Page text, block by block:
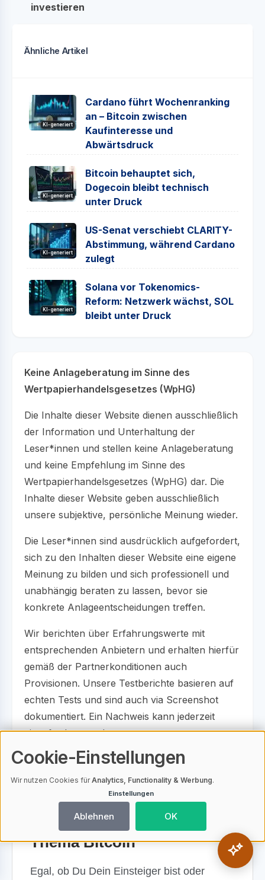
investieren
Ähnliche Artikel
KI-generiert
Cardano führt Wochenranking
an – Bitcoin zwischen
Kaufinteresse und
Abwärtsdruck
KI-generiert
Bitcoin behauptet sich,
Dogecoin bleibt technisch
unter Druck
KI-generiert
US-Senat verschiebt CLARITY-
Abstimmung, während Cardano
zulegt
KI-generiert
Solana vor Tokenomics-
Reform: Netzwerk wächst, SOL
bleibt unter Druck
Keine Anlageberatung im Sinne des
Wertpapierhandelsgesetzes (WpHG)
Die Inhalte dieser Website dienen ausschließlich
der Information und Unterhaltung der
Leser*innen und stellen keine Anlageberatung
und keine Empfehlung im Sinne des
Wertpapierhandelsgesetzes (WpHG) dar. Die
Inhalte dieser Website geben ausschließlich
unsere subjektive, persönliche Meinung wieder.
Die Leser*innen sind ausdrücklich aufgefordert,
sich zu den Inhalten dieser Website eine eigene
Meinung zu bilden und sich professionell und
unabhängig beraten zu lassen, bevor sie
konkrete Anlageentscheidungen treffen.
Wir berichten über Erfahrungswerte mit
entsprechenden Anbietern und erhalten hierfür
gemäß der Partnerkonditionen auch
Provisionen. Unsere Testberichte basieren auf
echten Tests und sind auch via Screenshot
dokumentiert. Ein Nachweis kann jederzeit
eingefordert werden.
Die besten Bücher zum
Thema Bitcoin
Egal, ob Du Dein Einsteiger bist oder
Cookie-Einstellungen
Wir nutzen Cookies fürAnalytics, Functionality & Werbung.
Einstellungen
Ablehnen OK